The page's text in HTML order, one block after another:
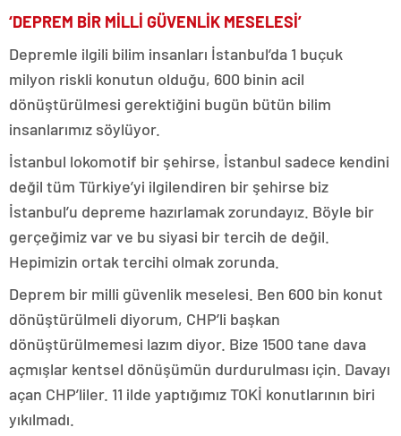
‘DEPREM BİR MİLLİ GÜVENLİK MESELESİ’
Depremle ilgili bilim insanları İstanbul’da 1 buçuk
milyon riskli konutun olduğu, 600 binin acil
dönüştürülmesi gerektiğini bugün bütün bilim
insanlarımız söylüyor.
İstanbul lokomotif bir şehirse, İstanbul sadece kendini
değil tüm Türkiye’yi ilgilendiren bir şehirse biz
İstanbul’u depreme hazırlamak zorundayız. Böyle bir
gerçeğimiz var ve bu siyasi bir tercih de değil.
Hepimizin ortak tercihi olmak zorunda.
Deprem bir milli güvenlik meselesi. Ben 600 bin konut
dönüştürülmeli diyorum, CHP’li başkan
dönüştürülmemesi lazım diyor. Bize 1500 tane dava
açmışlar kentsel dönüşümün durdurulması için. Davayı
açan CHP’liler. 11 ilde yaptığımız TOKİ konutlarının biri
yıkılmadı.